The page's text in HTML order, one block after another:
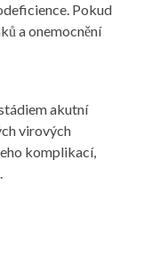
Pokud
a onemocnění
akutní
virových
komplikací,